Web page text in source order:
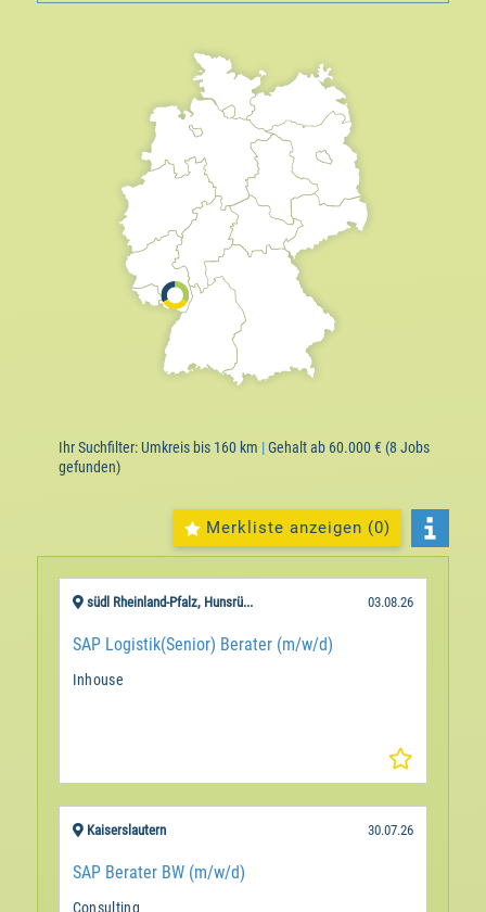
Ihr Suchfilter:Umkreis bis 160 km |Gehalt ab 60.000 € (8 Jobs
gefunden)
Merkliste anzeigen (0)
südl Rheinland-Pfalz, Hunsrü... 03.08.26
SAP Logistik(Senior) Berater (m/w/d)
Inhouse
Kaiserslautern 30.07.26
SAP Berater BW (m/w/d)
Consulting